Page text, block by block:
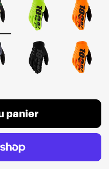
panier